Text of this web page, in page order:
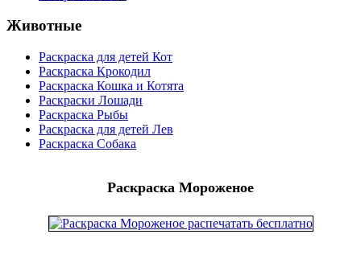
Животные
Раскраска для детей Кот
Раскраска Крокодил
Раскраска Кошка и Котята
Раскраски Лошади
Раскраска Рыбы
Раскраска для детей Лев
Раскраска Собака
Раскраска Мороженое